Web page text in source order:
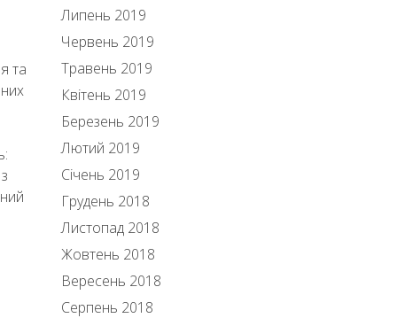
та
Липень 2019
Червень 2019
Травень 2019
Квітень 2019
Березень 2019
Лютий 2019
Січень 2019
Грудень 2018
Листопад 2018
Жовтень 2018
Вересень 2018
Серпень 2018